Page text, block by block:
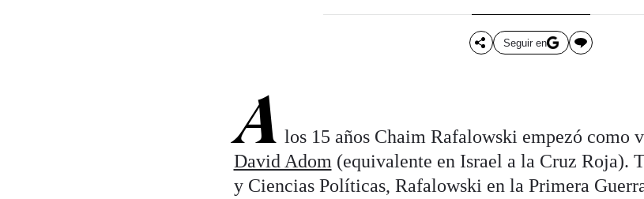
Seguir en
A los 15 años Chaim Rafalowski empezó como
David Adom(equivalente en Israel a la Cruz Roja).
y Ciencias Políticas, Rafalowski en la Primera